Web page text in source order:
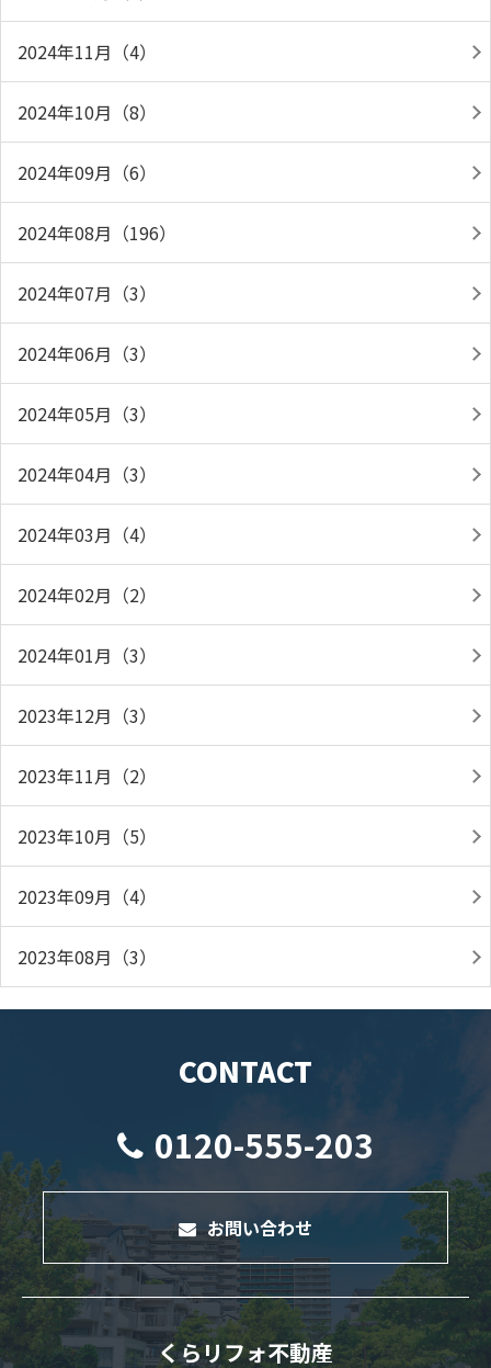
2024年11月（4）
2024年10月（8）
2024年09月（6）
2024年08月（196）
2024年07月（3）
2024年06月（3）
2024年05月（3）
2024年04月（3）
2024年03月（4）
2024年02月（2）
2024年01月（3）
2023年12月（3）
2023年11月（2）
2023年10月（5）
2023年09月（4）
2023年08月（3）
CONTACT
0120-555-203
お問い合わせ
くらリフォ不動産